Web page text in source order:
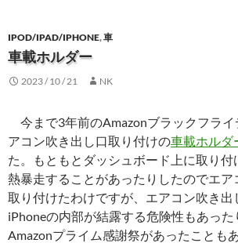
IPOD/IPAD/IPHONE,車
車載ホルダー
2023 / 10 / 21 NK
今まで3年前のAmazonブラックフライ
アコン吹き出し口取り付けの車載ホルダ
た。もともとダッシュボード上に取り付
熱暴走することがあったりしたのでエア
取り付けたわけですが、エアコン吹き出
iPhoneの内部が結露する危険性もあっ
Amazonプライム感謝祭があったことも